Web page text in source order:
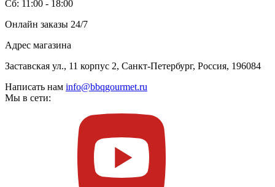
Сб: 11:00 - 18:00
Онлайн заказы 24/7
Адрес магазина
Заставская ул., 11 корпус 2, Санкт-Петербург, Россия, 196084
Написать нам info@bbqgourmet.ru
Мы в сети: